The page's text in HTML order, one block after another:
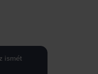
ismét